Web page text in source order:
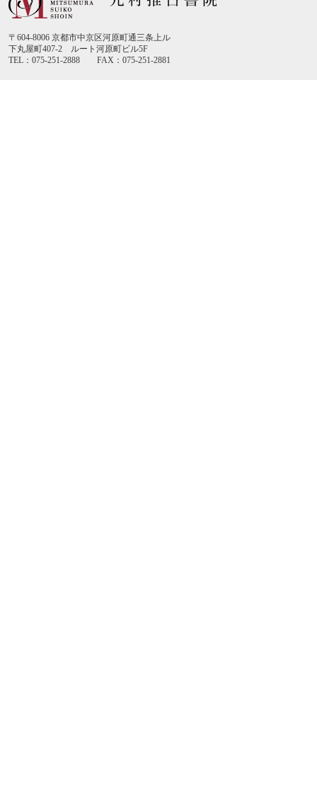
〒604-8006 京都市中京区河原町通三条上ル
下丸屋町407-2 ルート河原町ビル5F
TEL：075-251-2888 FAX：075-251-2881